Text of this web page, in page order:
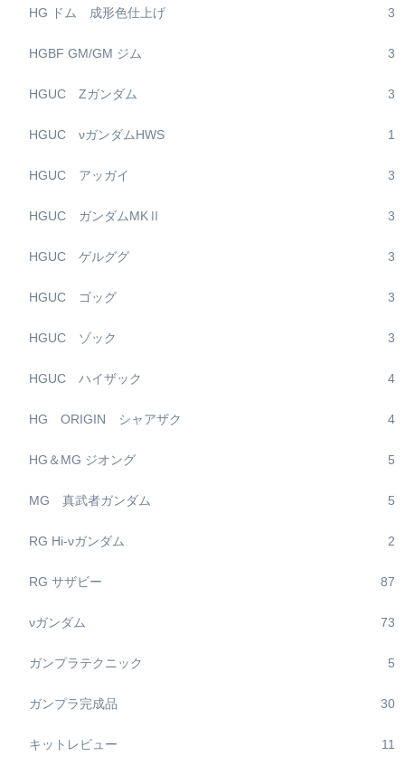
HG ドム 成形色仕上げ 3
HGBF GM/GM ジム 3
HGUC Zガンダム 3
HGUC νガンダムHWS 1
HGUC アッガイ 3
HGUC ガンダムMKⅡ 3
HGUC ゲルググ 3
HGUC ゴッグ 3
HGUC ゾック 3
HGUC ハイザック 4
HG ORIGIN シャアザク 4
HG＆MG ジオング 5
MG 真武者ガンダム 5
RG Hi-νガンダム 2
RG サザビー 87
νガンダム 73
ガンプラテクニック 5
ガンプラ完成品 30
キットレビュー 11